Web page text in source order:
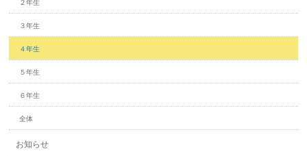
２年生
３年生
４年生
５年生
６年生
全体
お知らせ